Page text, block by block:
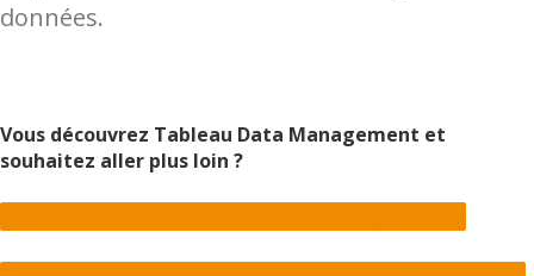
données.
Vous découvrez Tableau Data Management et
souhaitez aller plus loin ?